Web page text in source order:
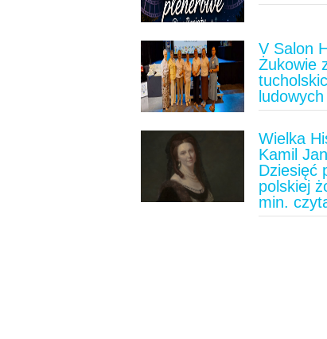
V Salon
Żukowie
Wielka
Kamil
Dziesięć
polskiej
min.